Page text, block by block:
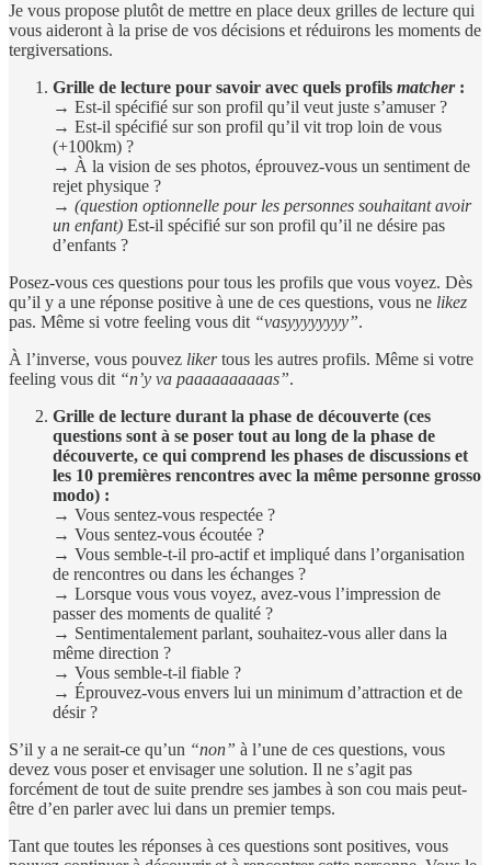
Je vous propose plutôt de mettre en place deux grilles de lecture qui
vous aideront à la prise de vos décisions et réduirons les moments de
tergiversations.
Grille de lecture pour savoir avec quels profils matcher:
→ Est-il spécifié sur son profil qu’il veut juste s’amuser ?
→ Est-il spécifié sur son profil qu’il vit trop loin de vous
(+100km) ?
→ À la vision de ses photos, éprouvez-vous un sentiment de
rejet physique ?
→ (question optionnelle pour les personnes souhaitant avoir
un enfant) Est-il spécifié sur son profil qu’il ne désire pas
d’enfants ?
Posez-vous ces questions pour tous les profils que vous voyez. Dès
qu’il y a une réponse positive à une de ces questions, vous ne likez
pas. Même si votre feeling vous dit “vasyyyyyyyy”.
À l’inverse, vous pouvez likertous les autres profils. Même si votre
feeling vous dit “n’y va paaaaaaaaaas”.
Grille de lecture durant la phase de découverte (ces
questions sont à se poser tout au long de la phase de
découverte, ce qui comprend les phases de discussions et
les 10 premières rencontres avec la même personne grosso
modo) :
→ Vous sentez-vous respectée ?
→ Vous sentez-vous écoutée ?
→ Vous semble-t-il pro-actif et impliqué dans l’organisation
de rencontres ou dans les échanges ?
→ Lorsque vous vous voyez, avez-vous l’impression de
passer des moments de qualité ?
→ Sentimentalement parlant, souhaitez-vous aller dans la
même direction ?
→ Vous semble-t-il fiable ?
→ Éprouvez-vous envers lui un minimum d’attraction et de
désir ?
S’il y a ne serait-ce qu’un “non” à l’une de ces questions, vous
devez vous poser et envisager une solution. Il ne s’agit pas
forcément de tout de suite prendre ses jambes à son cou mais peut-
être d’en parler avec lui dans un premier temps.
Tant que toutes les réponses à ces questions sont positives, vous